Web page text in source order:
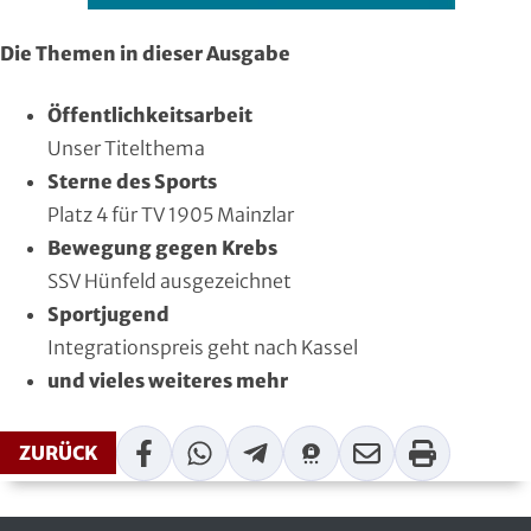
Die Themen in dieser Ausgabe
Öffentlichkeitsarbeit
Unser Titelthema
Sterne des Sports
Platz 4 für TV 1905 Mainzlar
Bewegung gegen Krebs
SSV Hünfeld ausgezeichnet
Sportjugend
Integrationspreis geht nach Kassel
und vieles weiteres mehr
ZURÜCK FacebookWhatsAppTelegramThreema
Mail Print
Judo
Karate
Kegeln und Bowling
Kickboxen
Leichtathletik
Luftsport